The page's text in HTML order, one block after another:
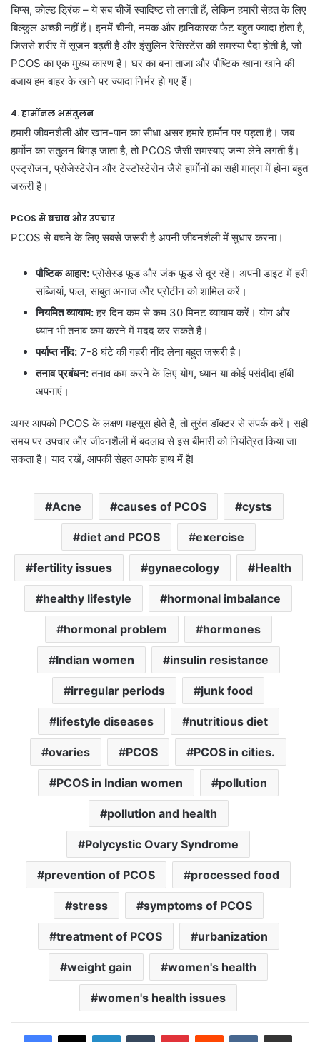
चिप्स, कोल्ड ड्रिंक – ये सब चीजें स्वादिष्ट तो लगती हैं, लेकिन हमारी सेहत के लिए
बिल्कुल अच्छी नहीं हैं। इनमें चीनी, नमक और हानिकारक फैट बहुत ज्यादा होता है,
जिससे शरीर में सूजन बढ़ती है और इंसुलिन रेसिस्टेंस की समस्या पैदा होती है, जो
PCOS का एक मुख्य कारण है। घर का बना ताजा और पौष्टिक खाना खाने की
बजाय हम बाहर के खाने पर ज्यादा निर्भर हो गए हैं।
4. हार्मोनल असंतुलन
हमारी जीवनशैली और खान-पान का सीधा असर हमारे हार्मोन पर पड़ता है। जब
हार्मोन का संतुलन बिगड़ जाता है, तो PCOS जैसी समस्याएं जन्म लेने लगती हैं।
एस्ट्रोजन, प्रोजेस्टेरोन और टेस्टोस्टेरोन जैसे हार्मोनों का सही मात्रा में होना बहुत
जरूरी है।
PCOS से बचाव और उपचार
PCOS से बचने के लिए सबसे जरूरी है अपनी जीवनशैली में सुधार करना।
पौष्टिक आहार:प्रोसेस्ड फूड और जंक फूड से दूर रहें। अपनी डाइट में हरी
सब्जियां, फल, साबुत अनाज और प्रोटीन को शामिल करें।
नियमित व्यायाम:हर दिन कम से कम 30 मिनट व्यायाम करें। योग और
ध्यान भी तनाव कम करने में मदद कर सकते हैं।
पर्याप्त नींद: 7-8 घंटे की गहरी नींद लेना बहुत जरूरी है।
तनाव प्रबंधन:तनाव कम करने के लिए योग, ध्यान या कोई पसंदीदा हॉबी
अपनाएं।
अगर आपको PCOS के लक्षण महसूस होते हैं, तो तुरंत डॉक्टर से संपर्क करें। सही
समय पर उपचार और जीवनशैली में बदलाव से इस बीमारी को नियंत्रित किया जा
सकता है। याद रखें, आपकी सेहत आपके हाथ में है!
Acne causes of PCOS cysts
diet and PCOS exercise
fertility issues gynaecology Health
healthy lifestyle hormonal imbalance
hormonal problem hormones
Indian women insulin resistance
irregular periods junk food
lifestyle diseases nutritious diet
ovaries PCOS PCOS in cities.
PCOS in Indian women pollution
pollution and health
Polycystic Ovary Syndrome
prevention of PCOS processed food
stress symptoms of PCOS
treatment of PCOS urbanization
weight gain women's health
women's health issues
LinkedInTumblr PinterestReddit VKontakteShare via Email